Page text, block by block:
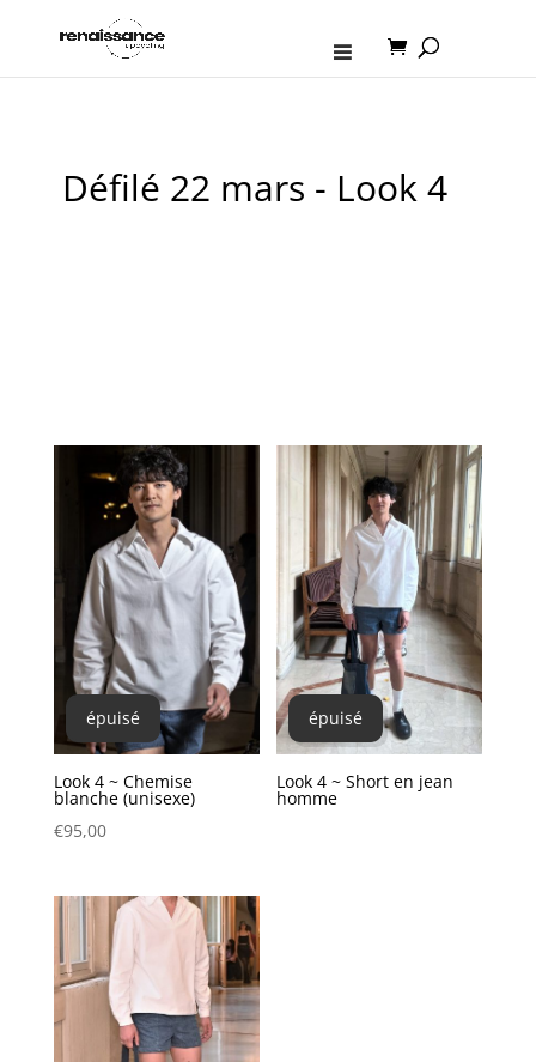
Défilé 22 mars - Look 4
épuisé
Look 4 ~ Chemise
blanche (unisexe)
€95,00
épuisé
Look 4 ~ Short en jean
homme